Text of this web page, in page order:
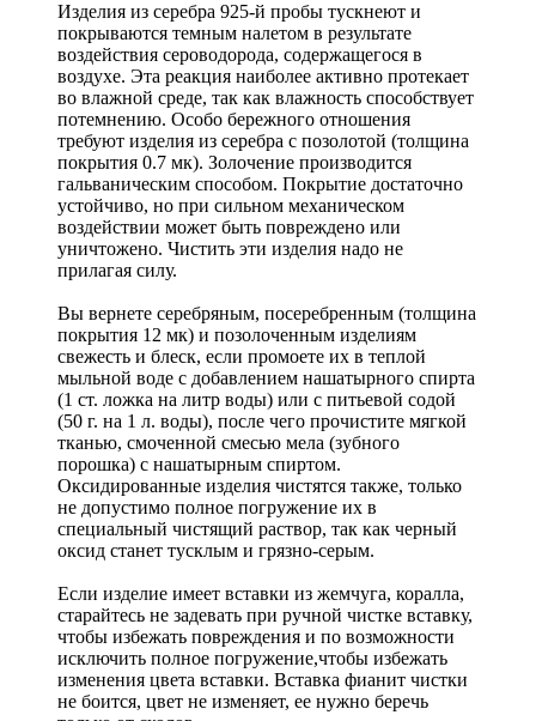
Изделия из серебра 925-й пробы тускнеют и
покрываются темным налетом в результате
воздействия сероводорода, содержащегося в
воздухе. Эта реакция наиболее активно протекает
во влажной среде, так как влажность способствует
потемнению. Особо бережного отношения
требуют изделия из серебра с позолотой (толщина
покрытия 0.7 мк). Золочение производится
гальваническим способом. Покрытие достаточно
устойчиво, но при сильном механическом
воздействии может быть повреждено или
уничтожено. Чистить эти изделия надо не
прилагая силу.
Вы вернете серебряным, посеребренным (толщина
покрытия 12 мк) и позолоченным изделиям
свежесть и блеск, если промоете их в теплой
мыльной воде с добавлением нашатырного спирта
(1 ст. ложка на литр воды) или с питьевой содой
(50 г. на 1 л. воды), после чего прочистите мягкой
тканью, смоченной смесью мела (зубного
порошка) с нашатырным спиртом.
Оксидированные изделия чистятся также, только
не допустимо полное погружение их в
специальный чистящий раствор, так как черный
оксид станет тусклым и грязно-серым.
Если изделие имеет вставки из жемчуга, коралла,
старайтесь не задевать при ручной чистке вставку,
чтобы избежать повреждения и по возможности
исключить полное погружение,чтобы избежать
изменения цвета вставки. Вставка фианит чистки
не боится, цвет не изменяет, ее нужно беречь